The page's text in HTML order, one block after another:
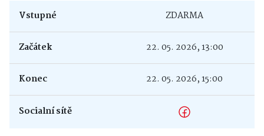
Vstupné ZDARMA
Začátek 22. 05. 2026, 13:00
Konec 22. 05. 2026, 15:00
Socialní sítě